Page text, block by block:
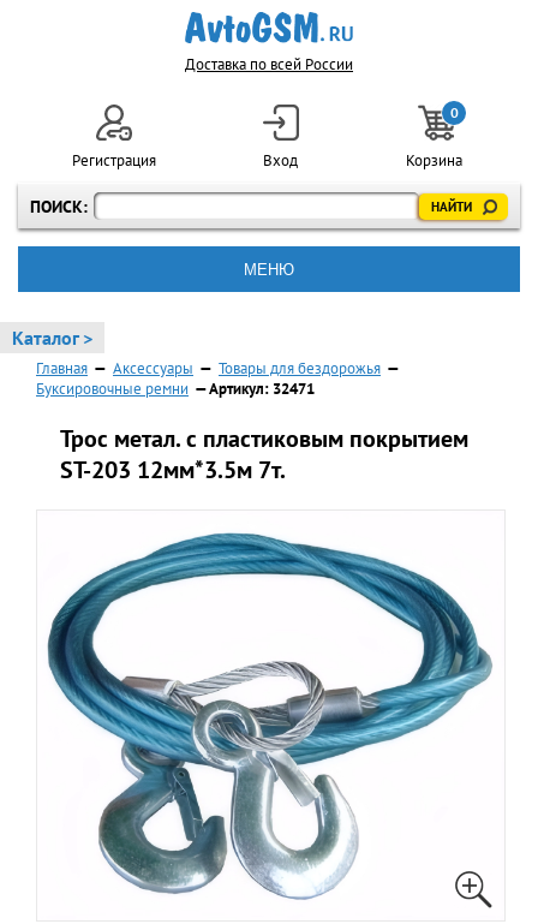
Доставка по всей России
ПОИСК:
Регистрация Вход
0
Корзина
МЕНЮ
Каталог >
Главная — Аксессуары — Товары для бездорожья —
Буксировочные ремни — Артикул: 32471
Трос метал. с пластиковым покрытием
ST-203 12мм*3.5м 7т.